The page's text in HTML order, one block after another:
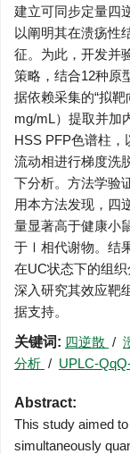
建立可同步定量四
以阐明其在溃疡性
征。为此，开发并
策略，结合12种原
据依赖采集的“拟
mg/mL）提取并加
HSS PFP色谱柱，
流动相进行梯度洗
下分析。方法学验
用本方法发现，四
量显著高于健康小
于Ⅰ相代谢物。结
在UC状态下的组
深入研究其效应靶
据支持。
关键词: 四逆散 /
分析 / UPLC-
Abstract:
This study aimed
simultaneously